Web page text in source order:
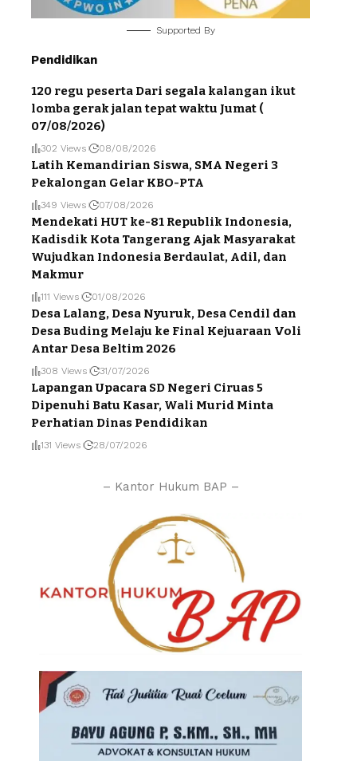
Supported By
Pendidikan
120 regu peserta Dari segala kalangan ikut
lomba gerak jalan tepat waktu Jumat (
07/08/2026)
302 Views 08/08/2026
Latih Kemandirian Siswa, SMA Negeri 3
Pekalongan Gelar KBO-PTA
349 Views 07/08/2026
Mendekati HUT ke-81 Republik Indonesia,
Kadisdik Kota Tangerang Ajak Masyarakat
Wujudkan Indonesia Berdaulat, Adil, dan
Makmur
111 Views 01/08/2026
Desa Lalang, Desa Nyuruk, Desa Cendil dan
Desa Buding Melaju ke Final Kejuaraan Voli
Antar Desa Beltim 2026
308 Views 31/07/2026
Lapangan Upacara SD Negeri Ciruas 5
Dipenuhi Batu Kasar, Wali Murid Minta
Perhatian Dinas Pendidikan
131 Views 28/07/2026
– Kantor Hukum BAP –